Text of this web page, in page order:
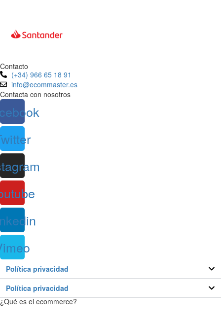
Contacto
(+34) 966 65 18 91
info@ecommaster.es
Contacta con nosotros
Política privacidad
Política privacidad
¿Qué es el ecommerce?